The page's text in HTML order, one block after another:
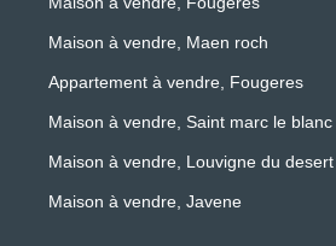
Maison à vendre, Maen roch
Appartement à vendre, Fougeres
Maison à vendre, Saint marc le blanc
Maison à vendre, Louvigne du desert
Maison à vendre, Javene